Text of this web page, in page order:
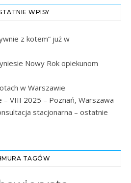
WPISY
z kotem” już w
Nowy Rok opiekunom
w Warszawie
– VIII 2025 – Poznań, Warszawa
stacjonarna – ostatnie
TAGÓW